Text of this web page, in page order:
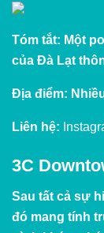
Tóm tắt: Một
của Đà Lạt
Địa điểm:
Liên hệ:
3C
Sau tất cả sự
đó mang tính